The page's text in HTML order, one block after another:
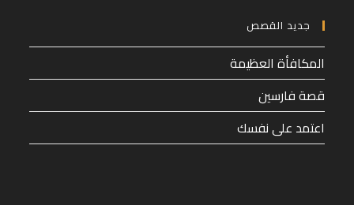
جديد القصص
المكافأة العظيمة
قصة فارسين
اعتمد على نفسك